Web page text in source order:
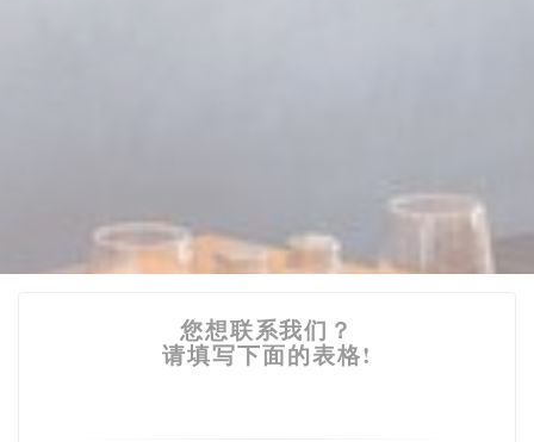
您想联系我们？
请填写下面的表格!